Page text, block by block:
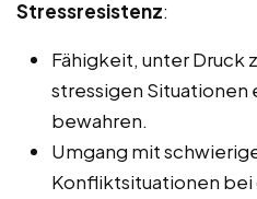
Stressresistenz:
Fähigkeit, unter Druck
stressigen Situationen
bewahren.
Umgang mit
Konfliktsituationen